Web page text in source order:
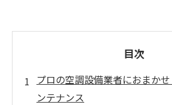
目次
プロの空調設備業者におまか
ンテナンス